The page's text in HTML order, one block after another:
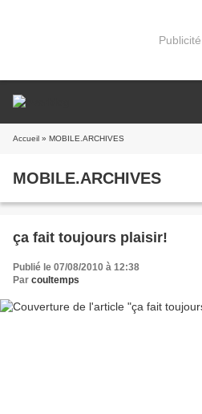
Publicité
Accueil » MOBILE.ARCHIVES
MOBILE.ARCHIVES
ça fait toujours plaisir!
Publié le 07/08/2010 à 12:38
Par coultemps